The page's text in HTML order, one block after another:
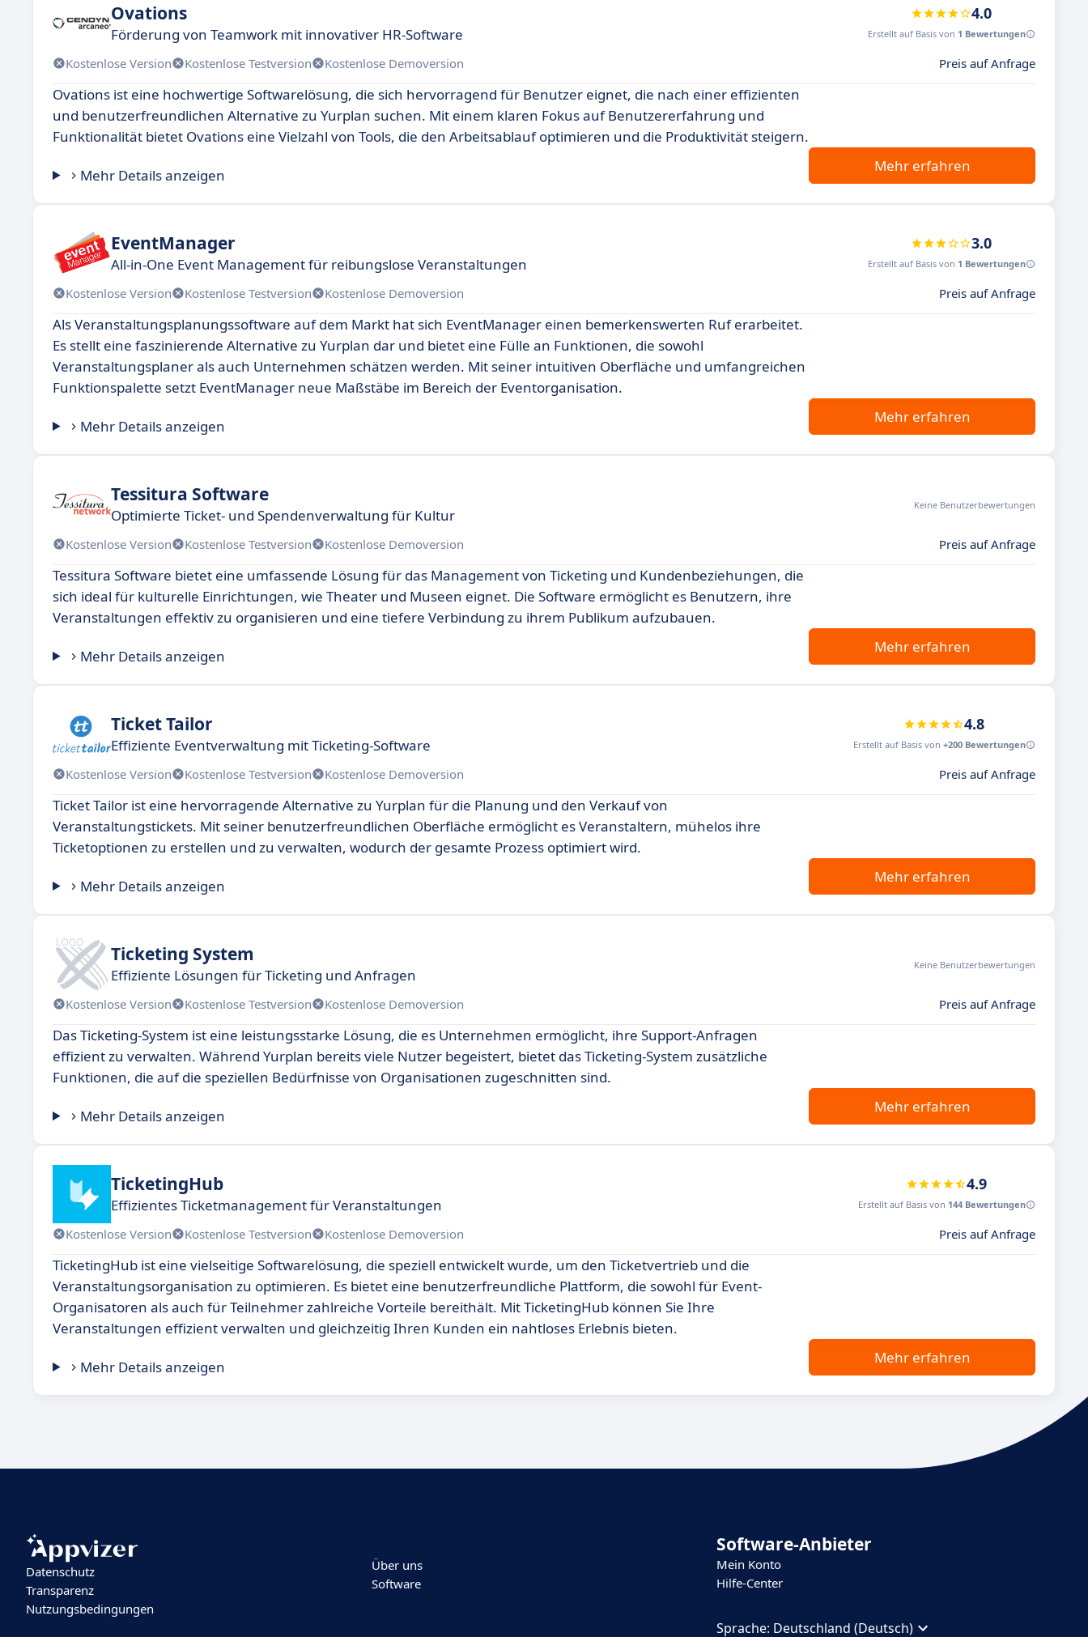
Ovations
Förderung von Teamwork mit innovativer HR-Software
4.0
Erstellt auf Basis von 1 Bewertungen
Kostenlose Version Kostenlose Testversion Kostenlose Demoversion Preis auf Anfrage
Ovations ist eine hochwertige Softwarelösung, die sich hervorragend für Benutzer eignet, die nach einer effizienten
und benutzerfreundlichen Alternative zu Yurplan suchen. Mit einem klaren Fokus auf Benutzererfahrung und
Funktionalität bietet Ovations eine Vielzahl von Tools, die den Arbeitsablauf optimieren und die Produktivität steigern.
Mehr Details anzeigen
Mehr erfahren
EventManager
All-in-One Event Management für reibungslose Veranstaltungen
3.0
Erstellt auf Basis von 1 Bewertungen
Kostenlose Version Kostenlose Testversion Kostenlose Demoversion Preis auf Anfrage
Als Veranstaltungsplanungssoftware auf dem Markt hat sich EventManager einen bemerkenswerten Ruf erarbeitet.
Es stellt eine faszinierende Alternative zu Yurplan dar und bietet eine Fülle an Funktionen, die sowohl
Veranstaltungsplaner als auch Unternehmen schätzen werden. Mit seiner intuitiven Oberfläche und umfangreichen
Funktionspalette setzt EventManager neue Maßstäbe im Bereich der Eventorganisation.
Mehr Details anzeigen
Mehr erfahren
Tessitura Software
Optimierte Ticket- und Spendenverwaltung für Kultur
Keine Benutzerbewertungen
Kostenlose Version Kostenlose Testversion Kostenlose Demoversion Preis auf Anfrage
Tessitura Software bietet eine umfassende Lösung für das Management von Ticketing und Kundenbeziehungen, die
sich ideal für kulturelle Einrichtungen, wie Theater und Museen eignet. Die Software ermöglicht es Benutzern, ihre
Veranstaltungen effektiv zu organisieren und eine tiefere Verbindung zu ihrem Publikum aufzubauen.
Mehr Details anzeigen
Mehr erfahren
Ticket Tailor
Effiziente Eventverwaltung mit Ticketing-Software
4.8
Erstellt auf Basis von +200 Bewertungen
Kostenlose Version Kostenlose Testversion Kostenlose Demoversion Preis auf Anfrage
Ticket Tailor ist eine hervorragende Alternative zu Yurplan für die Planung und den Verkauf von
Veranstaltungstickets. Mit seiner benutzerfreundlichen Oberfläche ermöglicht es Veranstaltern, mühelos ihre
Ticketoptionen zu erstellen und zu verwalten, wodurch der gesamte Prozess optimiert wird.
Mehr Details anzeigen
Mehr erfahren
Ticketing System
Effiziente Lösungen für Ticketing und Anfragen
Keine Benutzerbewertungen
Kostenlose Version Kostenlose Testversion Kostenlose Demoversion Preis auf Anfrage
Das Ticketing-System ist eine leistungsstarke Lösung, die es Unternehmen ermöglicht, ihre Support-Anfragen
effizient zu verwalten. Während Yurplan bereits viele Nutzer begeistert, bietet das Ticketing-System zusätzliche
Funktionen, die auf die speziellen Bedürfnisse von Organisationen zugeschnitten sind.
Mehr Details anzeigen
Mehr erfahren
TicketingHub
Effizientes Ticketmanagement für Veranstaltungen
4.9
Erstellt auf Basis von 144 Bewertungen
Kostenlose Version Kostenlose Testversion Kostenlose Demoversion Preis auf Anfrage
TicketingHub ist eine vielseitige Softwarelösung, die speziell entwickelt wurde, um den Ticketvertrieb und die
Veranstaltungsorganisation zu optimieren. Es bietet eine benutzerfreundliche Plattform, die sowohl für Event-
Organisatoren als auch für Teilnehmer zahlreiche Vorteile bereithält. Mit TicketingHub können Sie Ihre
Veranstaltungen effizient verwalten und gleichzeitig Ihren Kunden ein nahtloses Erlebnis bieten.
Mehr Details anzeigen
Mehr erfahren
Datenschutz
Transparenz
Nutzungsbedingungen
Über uns
Software
Software-Anbieter
Mein Konto
Hilfe-Center
Sprache: Deutschland (Deutsch)